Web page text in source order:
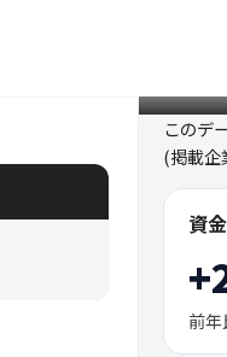
このデ
(掲載企
資
前